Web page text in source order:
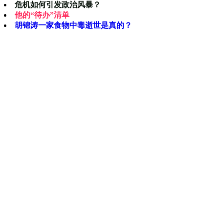
危机如何引发政治风暴？
他的“待办”清单
胡锦涛一家食物中毒逝世是真的？